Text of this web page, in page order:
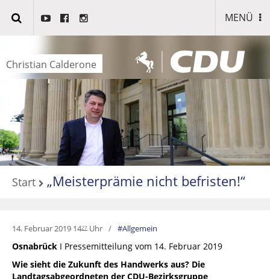
MENÜ
Christian Calderone
Start „Meisterprämie nicht befristen!“
14. Februar 2019 1427 Uhr Allgemein
Osnabrück I Pressemitteilung vom 14. Februar 2019
Wie sieht die Zukunft des Handwerks aus? Die
Landtagsabgeordneten der CDU-Bezirksgruppe